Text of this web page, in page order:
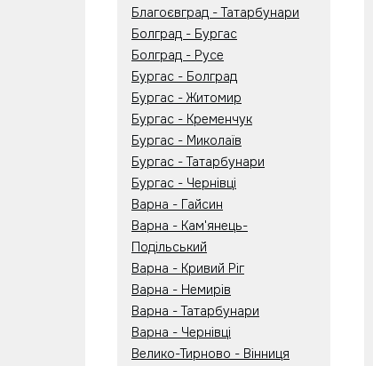
Благоєвград - Татарбунари
Болград - Бургас
Болград - Русе
Бургас - Болград
Бургас - Житомир
Бургас - Кременчук
Бургас - Миколаїв
Бургас - Татарбунари
Бургас - Чернівці
Варна - Гайсин
Варна - Кам'янець-
Подільський
Варна - Кривий Ріг
Варна - Немирів
Варна - Татарбунари
Варна - Чернівці
Велико-Тирново - Вінниця